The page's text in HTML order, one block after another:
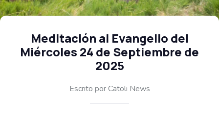
Meditación al Evangelio del
Miércoles 24 de Septiembre de
2025
Escrito por Catoli News